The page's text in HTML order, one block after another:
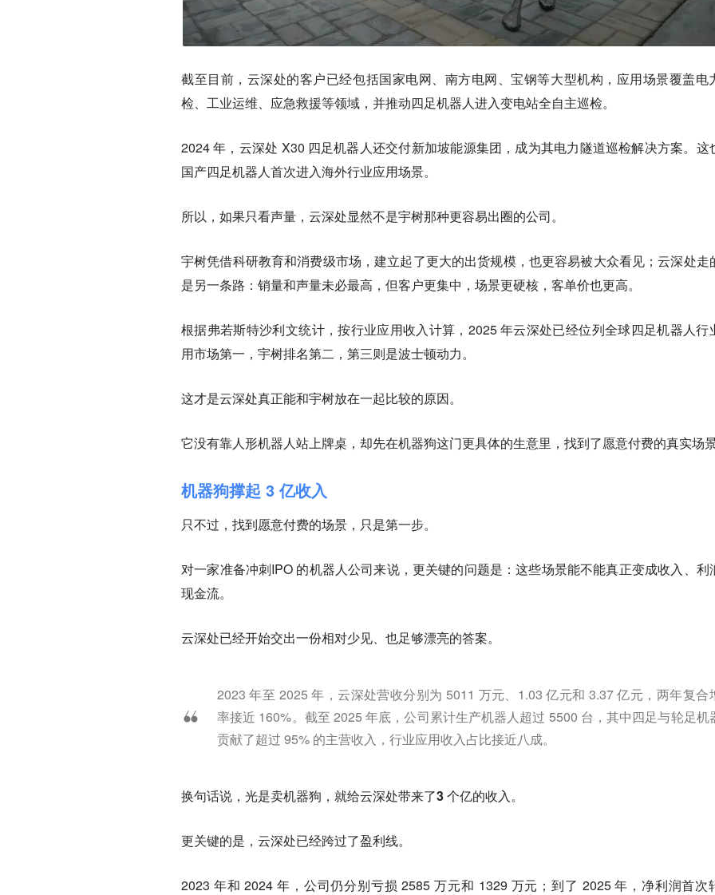
截至目前，云深处的客户已经包括国家电网、南方电网、宝钢等大型机构，应用场景覆盖电
检、工业运维、应急救援等领域，并推动四足机器人进入变电站全自主巡检。
2024 年，云深处 X30 四足机器人还交付新加坡能源集团，成为其电力隧道巡检解决方案。这
国产四足机器人首次进入海外行业应用场景。
所以，如果只看声量，云深处显然不是宇树那种更容易出圈的公司。
宇树凭借科研教育和消费级市场，建立起了更大的出货规模，也更容易被大众看见；云深处走
是另一条路：销量和声量未必最高，但客户更集中，场景更硬核，客单价也更高。
根据弗若斯特沙利文统计，按行业应用收入计算，2025 年云深处已经位列全球四足机器人行
用市场第一，宇树排名第二，第三则是波士顿动力。
这才是云深处真正能和宇树放在一起比较的原因。
它没有靠人形机器人站上牌桌，却先在机器狗这门更具体的生意里，找到了愿意付费的真实场景
机器狗撑起 3 亿收入
只不过，找到愿意付费的场景，只是第一步。
对一家准备冲刺IPO 的机器人公司来说，更关键的问题是：这些场景能不能真正变成收入、利
现金流。
云深处已经开始交出一份相对少见、也足够漂亮的答案。
2023 年至 2025 年，云深处营收分别为 5011 万元、1.03 亿元和 3.37 亿元，两年复合
率接近 160%。截至 2025 年底，公司累计生产机器人超过 5500 台，其中四足与轮足机
贡献了超过 95% 的主营收入，行业应用收入占比接近八成。
换句话说， 光是卖机器狗，就给云深处带来了3 个亿的收入。
更关键的是，云深处已经跨过了盈利线。
2023 年和 2024 年，公司仍分别亏损 2585 万元和 1329 万元；到了 2025 年，净利润首次